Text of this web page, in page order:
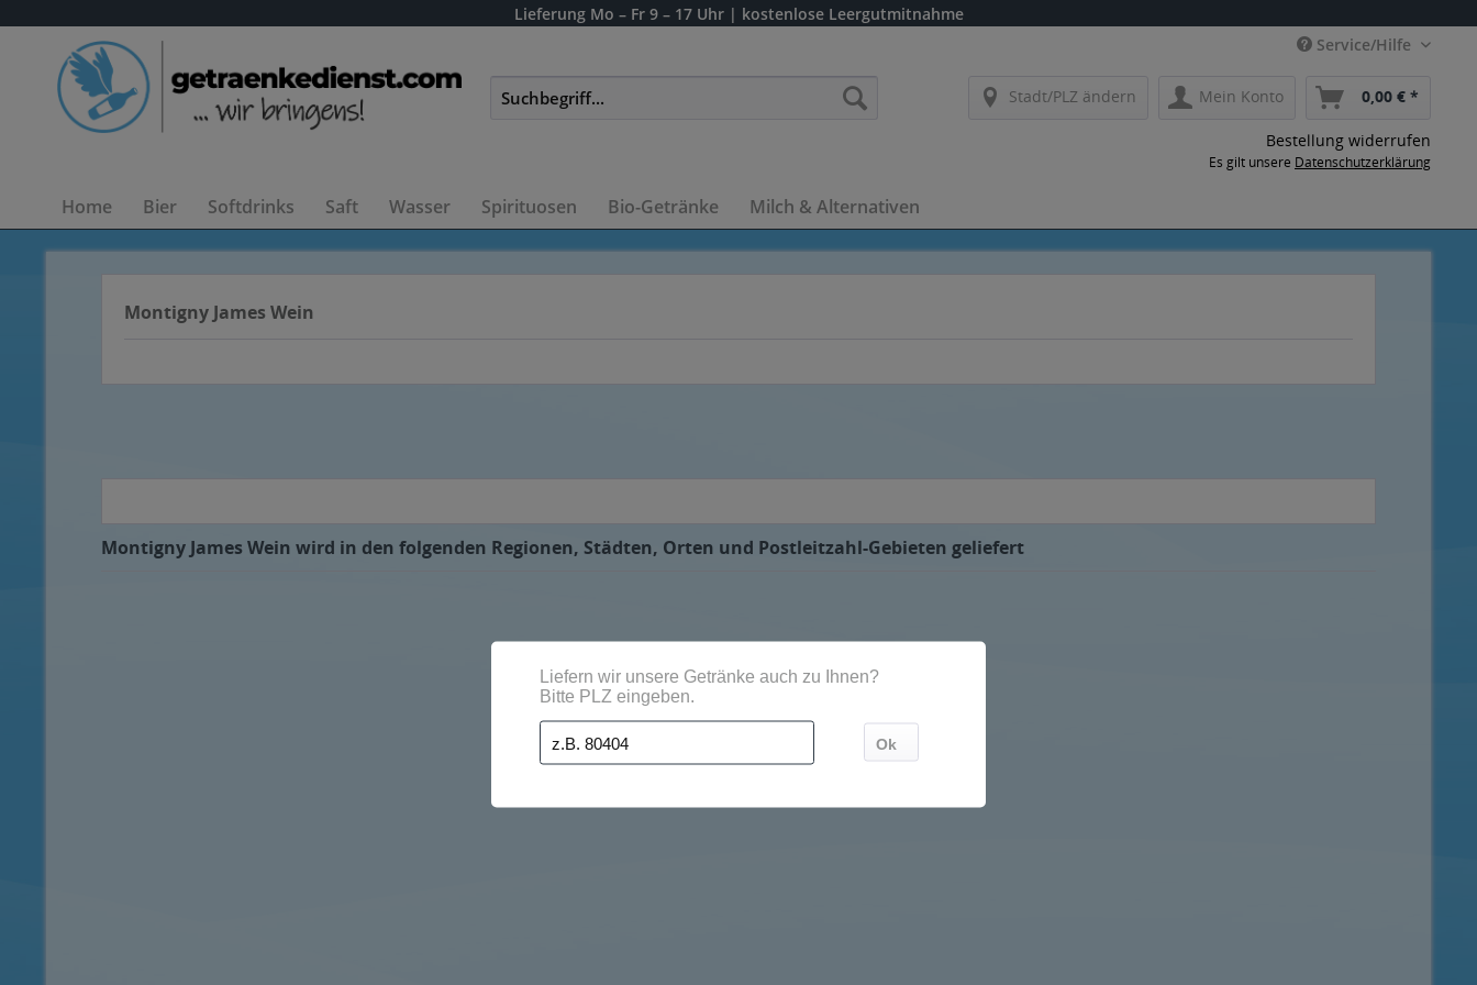
Lieferung Mo – Fr 9 – 17 Uhr | kostenlose Leergutmitnahme
Service/Hilfe
Stadt/PLZ ändern Mein Konto 0,00 € *
Bestellung widerrufen
Es gilt unsere Datenschutzerklärung
Home Bier Softdrinks Saft Wasser Spirituosen Bio-Getränke Milch & Alternativen
Montigny James Wein
Montigny James Wein wird in den folgenden Regionen, Städten, Orten und Postleitzahl-Gebieten geliefert